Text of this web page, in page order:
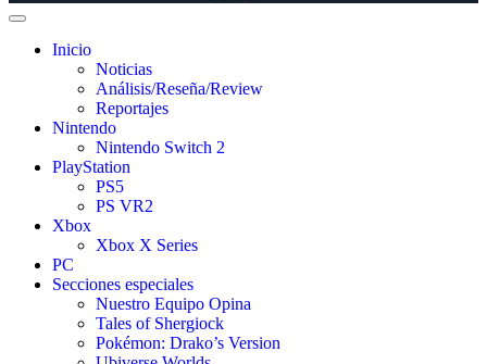
Inicio
Noticias
Análisis/Reseña/Review
Reportajes
Nintendo
Nintendo Switch 2
PlayStation
PS5
PS VR2
Xbox
Xbox X Series
PC
Secciones especiales
Nuestro Equipo Opina
Tales of Shergiock
Pokémon: Drako’s Version